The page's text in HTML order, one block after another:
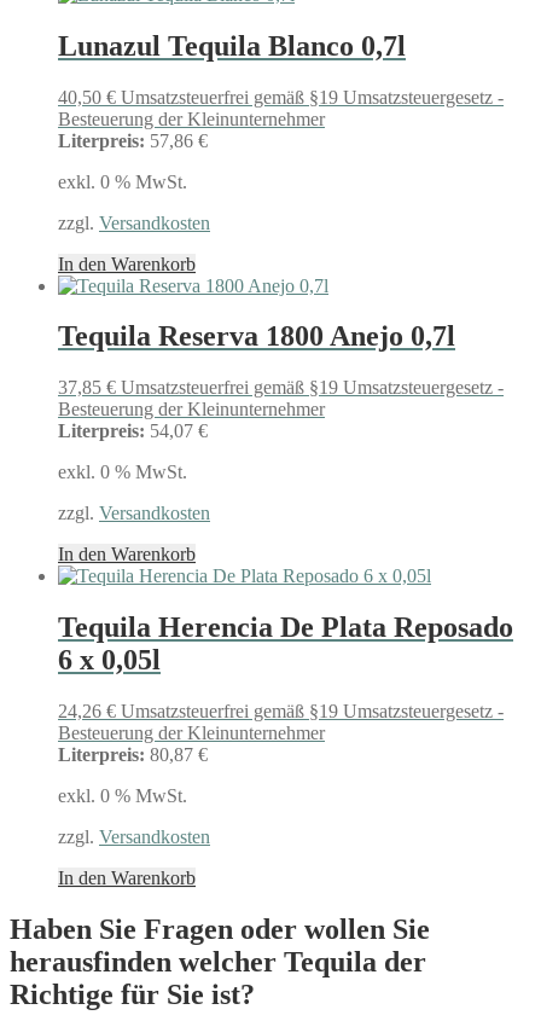
Lunazul Tequila Blanco 0,7l
40,50 € Umsatzsteuerfrei gemäß §19 Umsatzsteuergesetz -
Besteuerung der Kleinunternehmer
Literpreis: 57,86 €
exkl. 0 % MwSt.
zzgl. Versandkosten
In den Warenkorb
Tequila Reserva 1800 Anejo 0,7l
37,85 € Umsatzsteuerfrei gemäß §19 Umsatzsteuergesetz -
Besteuerung der Kleinunternehmer
Literpreis: 54,07 €
exkl. 0 % MwSt.
zzgl. Versandkosten
In den Warenkorb
Tequila Herencia De Plata Reposado
6 x 0,05l
24,26 € Umsatzsteuerfrei gemäß §19 Umsatzsteuergesetz -
Besteuerung der Kleinunternehmer
Literpreis: 80,87 €
exkl. 0 % MwSt.
zzgl. Versandkosten
In den Warenkorb
Haben Sie Fragen oder wollen Sie
herausfinden welcher Tequila der
Richtige für Sie ist?